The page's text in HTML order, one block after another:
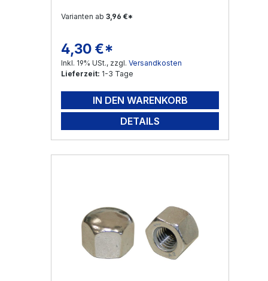
Varianten ab 3,96 €*
Regulärer Preis:
4,30 €*
Inkl. 19% USt., zzgl. Versandkosten
Lieferzeit: 1-3 Tage
IN DEN WARENKORB
DETAILS